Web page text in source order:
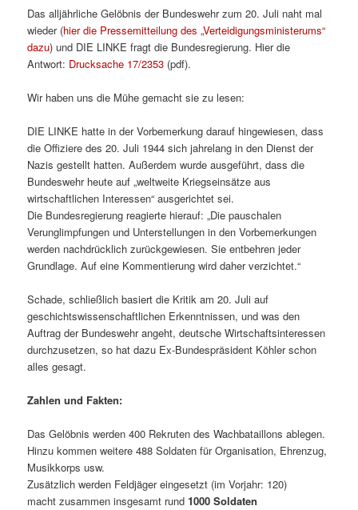
Das alljährliche Gelöbnis der Bundeswehr zum 20. Juli naht mal
wieder (hier die Pressemitteilung des „Verteidigungsministerums“
dazu) und DIE LINKE fragt die Bundesregierung. Hier die
Antwort: Drucksache 17/2353 (pdf).
Wir haben uns die Mühe gemacht sie zu lesen:
DIE LINKE hatte in der Vorbemerkung darauf hingewiesen, dass
die Offiziere des 20. Juli 1944 sich jahrelang in den Dienst der
Nazis gestellt hatten. Außerdem wurde ausgeführt, dass die
Bundeswehr heute auf „weltweite Kriegseinsätze aus
wirtschaftlichen Interessen“ ausgerichtet sei.
Die Bundesregierung reagierte hierauf: „Die pauschalen
Verunglimpfungen und Unterstellungen in den Vorbemerkungen
werden nachdrücklich zurückgewiesen. Sie entbehren jeder
Grundlage. Auf eine Kommentierung wird daher verzichtet.“
Schade, schließlich basiert die Kritik am 20. Juli auf
geschichtswissenschaftlichen Erkenntnissen, und was den
Auftrag der Bundeswehr angeht, deutsche Wirtschaftsinteressen
durchzusetzen, so hat dazu Ex-Bundespräsident Köhler schon
alles gesagt.
Zahlen und Fakten:
Das Gelöbnis werden 400 Rekruten des Wachbataillons ablegen.
Hinzu kommen weitere 488 Soldaten für Organisation, Ehrenzug,
Musikkorps usw.
Zusätzlich werden Feldjäger eingesetzt (im Vorjahr: 120)
macht zusammen insgesamt rund1000 Soldaten